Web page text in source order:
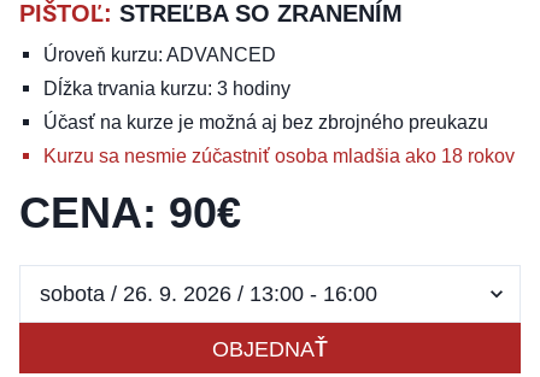
PIŠTOĽ: STREĽBA SO ZRANENÍM
Úroveň kurzu: ADVANCED
Dĺžka trvania kurzu: 3 hodiny
Účasť na kurze je možná aj bez zbrojného preukazu
Kurzu sa nesmie zúčastniť osoba mladšia ako 18 rokov
CENA: 90€
OBJEDNAŤ